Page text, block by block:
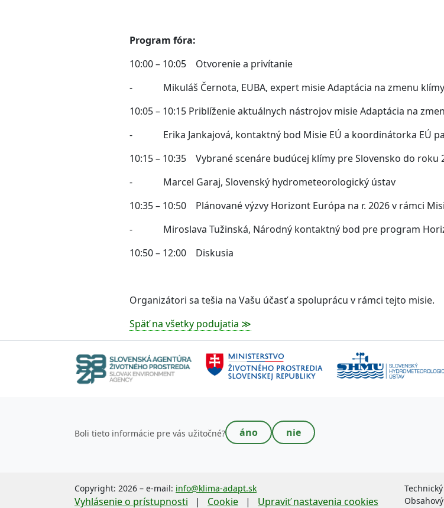
Program fóra:
10:00 – 10:05 Otvorenie a privítanie
- Mikuláš Černota, EUBA, expert misie Adaptácia na zmenu klímy
10:05 – 10:15 Priblíženie aktuálnych nástrojov misie Adaptácia na
- Erika Jankajová, kontaktný bod Misie EÚ a koordinátorka EÚ
10:15 – 10:35 Vybrané scenáre budúcej klímy pre Slovensko do roku
- Marcel Garaj, Slovenský hydrometeorologický ústav
10:35 – 10:50 Plánované výzvy Horizont Európa na r. 2026 v rámci
- Miroslava Tužinská, Národný kontaktný bod pre program
10:50 – 12:00 Diskusia
Organizátori sa tešia na Vašu účasť a spoluprácu v rámci tejto misie.
Späť na všetky podujatia ≫
Boli tieto informácie pre vás užitočné? áno nie
Toto pole nevypĺňajte!
Copyright: 2026 – e-mail: info@klima-adapt.sk
Vyhlásenie o prístupnosti | Cookie | Upraviť nastavenia cookies